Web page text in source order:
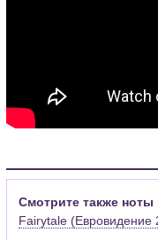
Смотрите также
Fairytale (Евровидение